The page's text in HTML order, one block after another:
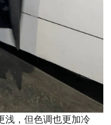
浅，但色调也更加冷